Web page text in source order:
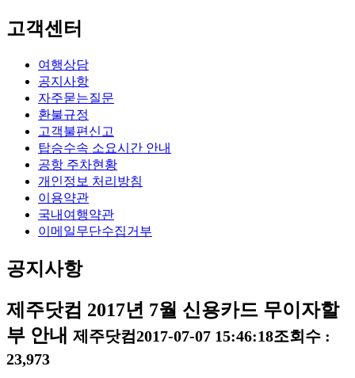
고객센터
여행상담
공지사항
자주묻는질문
환불규정
고객불편신고
탑승수속 소요시간 안내
공항 주차현황
개인정보 처리방침
이용약관
국내여행약관
이메일무단수집거부
공지사항
제주닷컴 2017년 7월 신용카드 무이자할
부 안내 제주닷컴2017-07-07 15:46:18조회수 :
23,973